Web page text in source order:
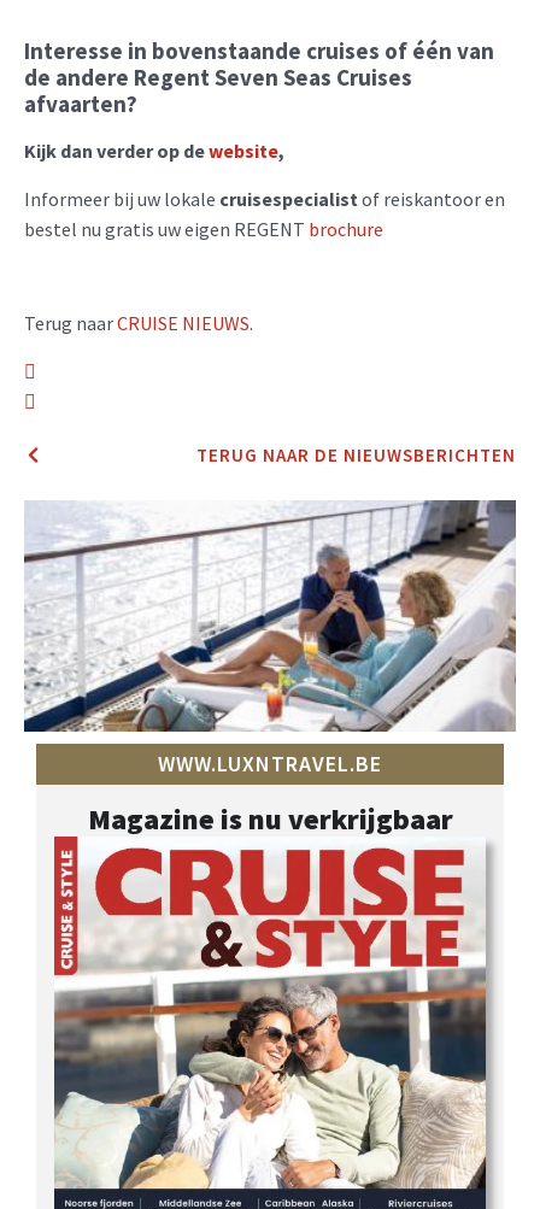
Interesse in bovenstaande cruises of één van
de andere Regent Seven Seas Cruises
afvaarten?
Kijk dan verder op dewebsite,
Informeer bij uw lokale cruisespecialist of reiskantoor en
bestel nu gratis uw eigen REGENT brochure
Terug naarCRUISE NIEUWS.
TERUG NAAR DE NIEUWSBERICHTEN
WWW.LUXNTRAVEL.BE
Magazine is nu verkrijgbaar